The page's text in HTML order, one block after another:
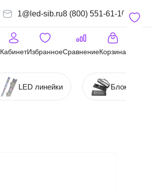
1@led-sib.ru8 (800) 551-61-10
КабинетИзбранноеСравнениеКорзина
LED линейки Блоки